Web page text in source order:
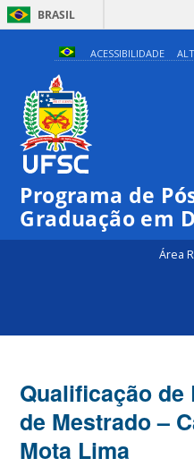
BRASIL
ACESSIBILIDADE
Programa de
Graduação em
Área
Qualificação de
de Mestrado –
Mota Lima